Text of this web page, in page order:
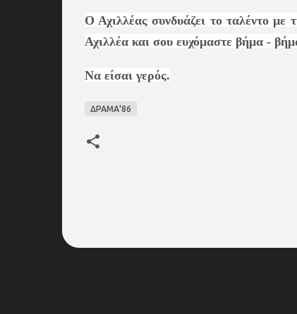
Ο Αχιλλέας συνδυάζει το ταλέντο με
Αχιλλέα και σου ευχόμαστε βήμα -
Να είσαι γερός.
ΔΡΑΜΑ'86